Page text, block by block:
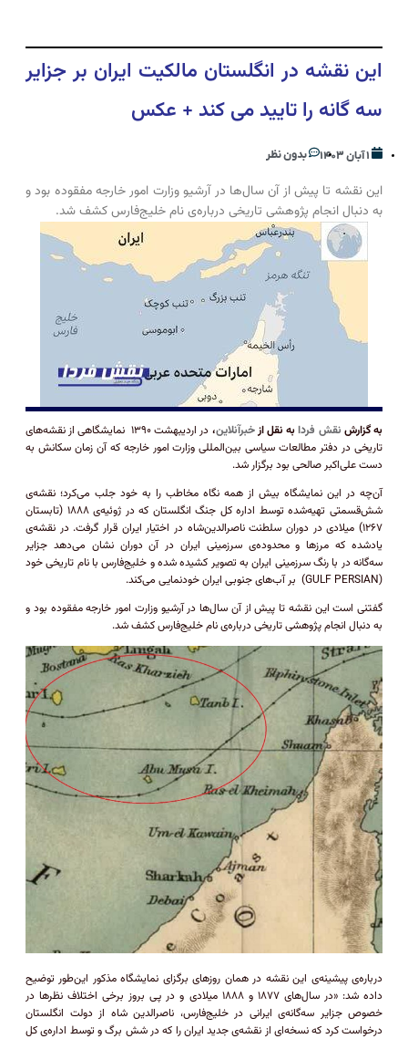
این نقشه در انگلستان مالکیت ایران بر جزایر
سه گانه را تایید می کند + عکس
۱ آبان ۱۴۰۳ بدون نظر
این نقشه تا پیش از آن سال‌ها در آرشیو وزارت امور خارجه مفقوده بود و
به دنبال انجام پژوهشی تاریخی درباره‌ی نام خلیج‌فارس کشف شد.
به گزارش نقش فردابه نقل ازخبرآنلاین،
در اردیبهشت ۱۳۹۰ نمایشگاهی از نقشه‌های
تاریخی در دفتر مطالعات سیاسی بین‌المللی وزارت امور خارجه که آن زمان سکانش به
دست علی‌اکبر صالحی بود برگزار شد.
آن‌چه در این نمایشگاه بیش‌ از همه نگاه مخاطب را به خود جلب می‌کرد؛ نقشه‌ی
شش‌قسمتی تهیه‌شده توسط اداره کل جنگ انگلستان که در ژوئیه‌ی ۱۸۸۸ (تابستان
۱۲۶۷) میلادی در دوران سلطنت ناصرالدین‌شاه در اختیار ایران قرار گرفت. در نقشه‌ی
یادشده که مرزها و محدوده‌ی سرزمینی ایران در آن دوران نشان می‌دهد جزایر
سه‌گانه در با رنگ سرزمینی ایران به تصویر کشیده شده و خلیج‌فارس با نام تاریخی خود
(GULF PERSIAN) بر آب‌های جنوبی ایران خودنمایی می‌کند.
گفتنی است این نقشه تا پیش از آن سال‌ها در آرشیو وزارت امور خارجه مفقوده بود و
به دنبال انجام پژوهشی تاریخی درباره‌ی نام خلیج‌فارس کشف شد.
درباره‌ی پیشینه‌ی این نقشه در همان روزهای برگزای نمایشگاه مذکور این‌طور توضیح
داده شد: «در سال‌های ۱۸۷۷ و ۱۸۸۸ میلادی و در پی بروز برخی اختلاف نظرها در
خصوص جزایر سه‌گانه‌ی ایرانی در خلیج‌فارس، ناصرالدین شاه از دولت انگلستان
درخواست کرد که نسخه‌ای از نقشه‌ی جدید ایران را که در شش برگ و توسط اداره‌ی کل